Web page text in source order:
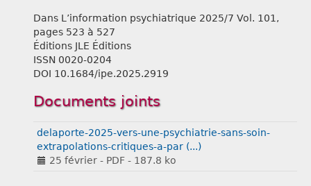
Dans L’information psychiatrique 2025/7 Vol. 101,
pages 523 à 527
Éditions JLE Éditions
ISSN 0020-0204
DOI 10.1684/ipe.2025.2919
Documents joints
delaporte-2025-vers-une-psychiatrie-sans-soin-
extrapolations-critiques-a-par (...)
25 février - PDF - 187.8 ko